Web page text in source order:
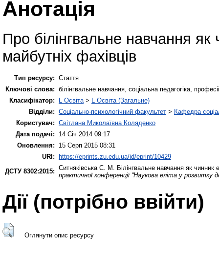
Анотація
Про білінгвальне навчання як
майбутніх фахівців
Тип ресурсу: Стаття
Ключові слова: білінгвальне навчання, соціальна педагогіка,
Класифікатор:
L Освіта > L Освіта (Загальне)
Відділи: Соціально-психологічний факультет > Кафедра
Користувач: Світлана Миколаївна Коляденко
Дата подачі:
14 Січ 2014 09:17
Оновлення:
15 Серп 2015 08:31
URI: https://eprints.zu.edu.ua/id/eprint/10429
ДСТУ 8302:2015: Ситняківська С. М.
Білінгвальне навчання як чинник
практичної конференції “Наукова еліта у розвитку
Дії ​​(потрібно ввійти)
Оглянути опис ресурсу